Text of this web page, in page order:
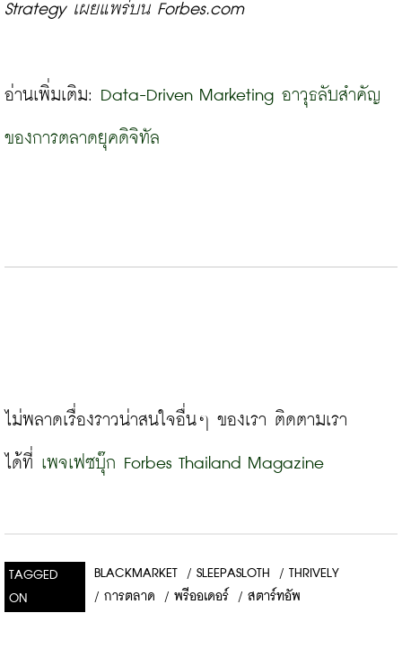
Strategy เผยแพร่บน Forbes.com
อ่านเพิ่มเติม: Data-Driven Marketing อาวุธลับสำคัญ
ของการตลาดยุคดิจิทัล
ไม่พลาดเรื่องราวน่าสนใจอื่นๆ ของเรา ติดตามเรา
ได้ที่ เพจเฟซบุ๊ก Forbes Thailand Magazine
TAGGED
ON
BLACKMARKET / SLEEPASLOTH / THRIVELY
/ การตลาด / พรีออเดอร์ / สตาร์ทอัพ